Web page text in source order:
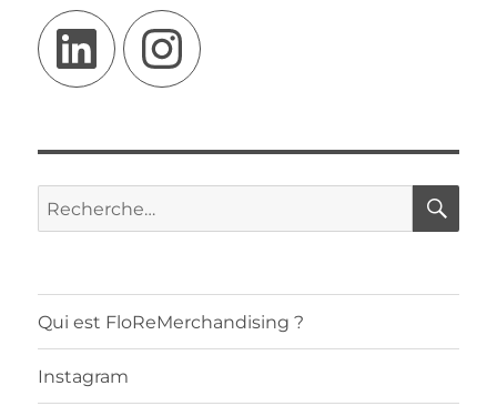
LinkedIn Instagram
Recherche
pour :
Qui est FloReMerchandising ?
Instagram